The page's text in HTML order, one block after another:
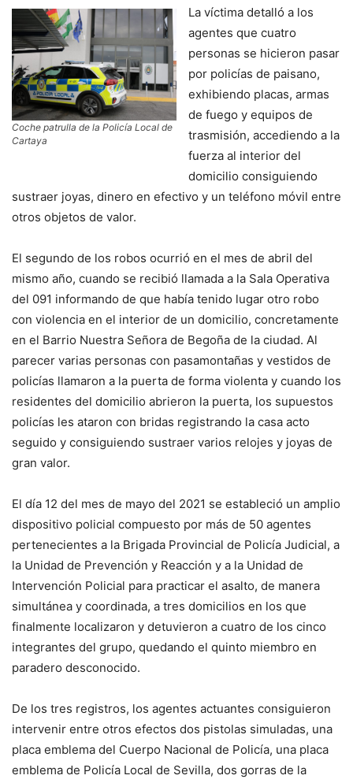
Coche patrulla de la Policía Local de
Cartaya
La víctima detalló a los
agentes que cuatro
personas se hicieron pasar
por policías de paisano,
exhibiendo placas, armas
de fuego y equipos de
trasmisión, accediendo a la
fuerza al interior del
domicilio consiguiendo
sustraer joyas, dinero en efectivo y un teléfono móvil entre
otros objetos de valor.
El segundo de los robos ocurrió en el mes de abril del
mismo año, cuando se recibió llamada a la Sala Operativa
del 091 informando de que había tenido lugar otro robo
con violencia en el interior de un domicilio, concretamente
en el Barrio Nuestra Señora de Begoña de la ciudad. Al
parecer varias personas con pasamontañas y vestidos de
policías llamaron a la puerta de forma violenta y cuando los
residentes del domicilio abrieron la puerta, los supuestos
policías les ataron con bridas registrando la casa acto
seguido y consiguiendo sustraer varios relojes y joyas de
gran valor.
El día 12 del mes de mayo del 2021 se estableció un amplio
dispositivo policial compuesto por más de 50 agentes
pertenecientes a la Brigada Provincial de Policía Judicial, a
la Unidad de Prevención y Reacción y a la Unidad de
Intervención Policial para practicar el asalto, de manera
simultánea y coordinada, a tres domicilios en los que
finalmente localizaron y detuvieron a cuatro de los cinco
integrantes del grupo, quedando el quinto miembro en
paradero desconocido.
De los tres registros, los agentes actuantes consiguieron
intervenir entre otros efectos dos pistolas simuladas, una
placa emblema del Cuerpo Nacional de Policía, una placa
emblema de Policía Local de Sevilla, dos gorras de la